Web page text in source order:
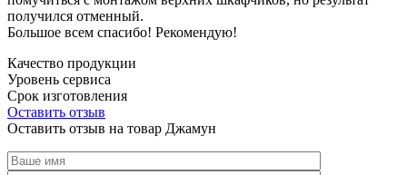
получился отменный.
Большое всем спасибо! Рекомендую!
Качество продукции
Уровень сервиса
Срок изготовления
Оставить отзыв
Оставить отзыв на товар Джамун